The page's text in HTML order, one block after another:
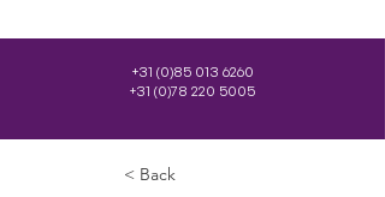
+31 (0)85 013 6260
+31 (0)78 220 5005
< Back